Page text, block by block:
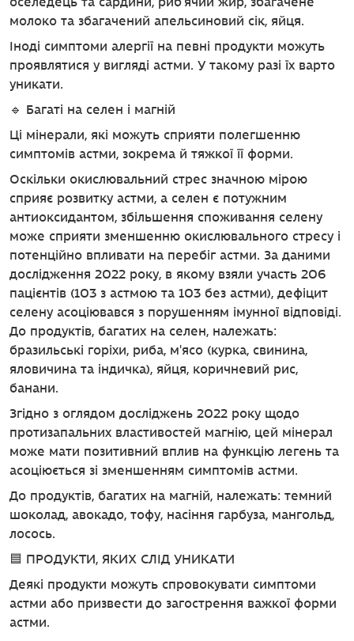
оселедець та сардини, риб’ячий жир, збагачене
молоко та збагачений апельсиновий сік, яйця.
Іноді симптоми алергії на певні продукти можуть
проявлятися у вигляді астми. У такому разі їх варто
уникати.
🔹 Багаті на селен і магній
Ці мінерали, які можуть сприяти полегшенню
симптомів астми, зокрема й тяжкої її форми.
Оскільки окислювальний стрес значною мірою
сприяє розвитку астми, а селен є потужним
антиоксидантом, збільшення споживання селену
може сприяти зменшенню окислювального стресу і
потенційно впливати на перебіг астми. За даними
дослідження 2022 року, в якому взяли участь 206
пацієнтів (103 з астмою та 103 без астми), дефіцит
селену асоціювався з порушенням імунної відповіді.
До продуктів, багатих на селен, належать:
бразильські горіхи, риба, м'ясо (курка, свинина,
яловичина та індичка), яйця, коричневий рис,
банани.
Згідно з оглядом досліджень 2022 року щодо
протизапальних властивостей магнію, цей мінерал
може мати позитивний вплив на функцію легень та
асоціюється зі зменшенням симптомів астми.
До продуктів, багатих на магній, належать: темний
шоколад, авокадо, тофу, насіння гарбуза, мангольд,
лосось.
🟦 ПРОДУКТИ, ЯКИХ СЛІД УНИКАТИ
Деякі продукти можуть спровокувати симптоми
астми або призвести до загострення важкої форми
астми.